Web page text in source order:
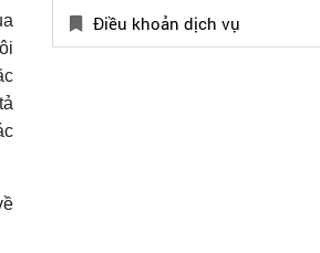
Điều khoản dịch vụ